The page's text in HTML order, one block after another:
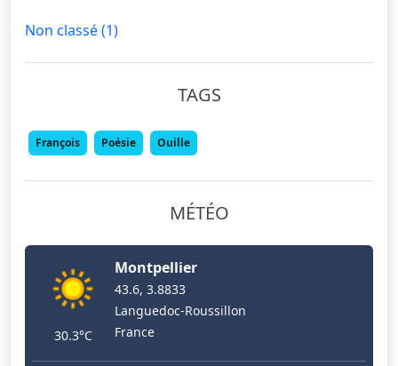
Non classé(1)
TAGS
François Poésie Ouille
MÉTÉO
30.3°C
Montpellier
43.6, 3.8833
Languedoc-Roussillon
France